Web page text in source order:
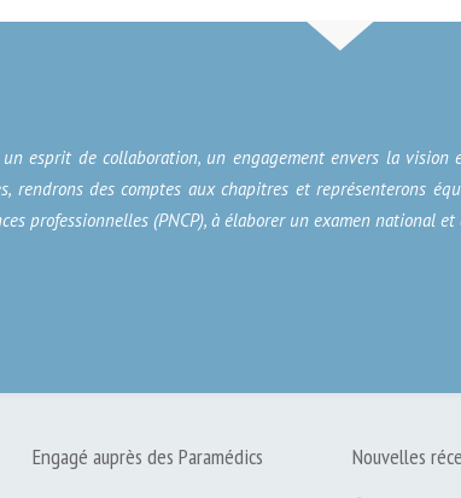
un esprit de collaboration, un engagement envers la
rendrons des comptes aux chapitres et représenterons
professionnelles (PNCP), à élaborer un examen national
Engagé auprès des Paramédics Nouvelles